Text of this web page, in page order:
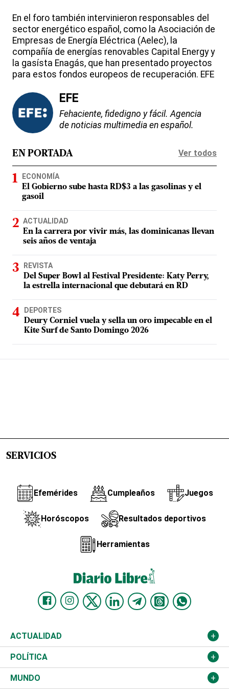
En el foro también intervinieron responsables del
sector energético español, como la Asociación de
Empresas de Energía Eléctrica (Aelec), la
compañía de energías renovables Capital Energy y
la gasísta Enagás, que han presentado proyectos
para estos fondos europeos de recuperación. EFE
EFE
Fehaciente, fidedigno y fácil. Agencia
de noticias multimedia en español.
EN PORTADA Ver todos
ECONOMÍA
El Gobierno sube hasta RD$3 a las gasolinas y el
gasoil
ACTUALIDAD
En la carrera por vivir más, las dominicanas llevan
seis años de ventaja
REVISTA
Del Super Bowl al Festival Presidente: Katy Perry,
la estrella internacional que debutará en RD
DEPORTES
Deury Corniel vuela y sella un oro impecable en el
Kite Surf de Santo Domingo 2026
SERVICIOS
Efemérides Cumpleaños Juegos
Horóscopos Resultados deportivos
Herramientas
ACTUALIDAD
Nacional
Ciudad
POLÍTICA
Partidos
MUNDO